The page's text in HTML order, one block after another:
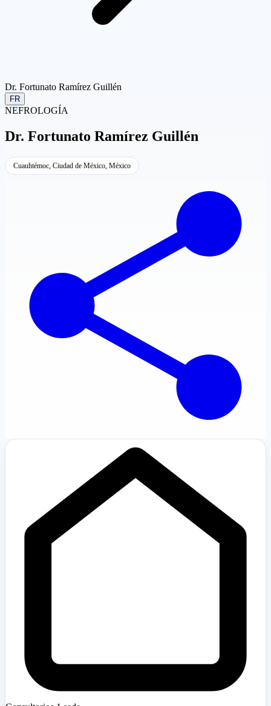
Dr. Fortunato Ramírez Guillén
FR
NEFROLOGÍA
Dr. Fortunato Ramírez Guillén
Cuauhtémoc, Ciudad de México, México